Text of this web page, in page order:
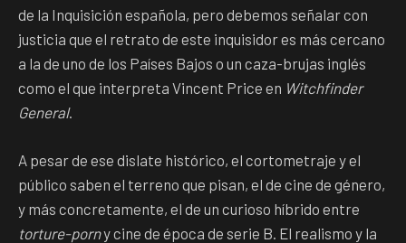
de la Inquisición española, pero debemos señalar con
justicia que el retrato de este inquisidor es más cercano
a la de uno de los Países Bajos o un caza-brujas inglés
como el que interpreta Vincent Price en Witchfinder
General.
A pesar de ese dislate histórico, el cortometraje y el
público saben el terreno que pisan, el de cine de género,
y más concretamente, el de un curioso híbrido entre
torture-porny cine de época de serie B. El realismo y la